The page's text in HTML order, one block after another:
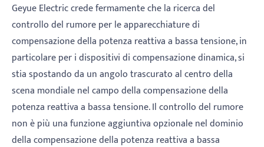
Geyue Electric crede fermamente che la ricerca del
controllo del rumore per le apparecchiature di
compensazione della potenza reattiva a bassa tensione, in
particolare per i dispositivi di compensazione dinamica, si
stia spostando da un angolo trascurato al centro della
scena mondiale nel campo della compensazione della
potenza reattiva a bassa tensione. Il controllo del rumore
non è più una funzione aggiuntiva opzionale nel dominio
della compensazione della potenza reattiva a bassa